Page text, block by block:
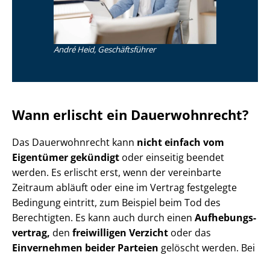
André Heid, Geschäftsführer
Wann erlischt ein Dauerwohnrecht?
Das Dauerwohnrecht kann nicht einfach vom
Eigentümer gekündigt oder einseitig beendet
werden. Es erlischt erst, wenn der vereinbarte
Zeitraum abläuft oder eine im Vertrag festgelegte
Bedingung eintritt, zum Beispiel beim Tod des
Berechtigten. Es kann auch durch einen Auf­he­bungs­
ver­trag, den freiwilligen Verzicht oder das
Einvernehmen beider Parteien gelöscht werden. Bei